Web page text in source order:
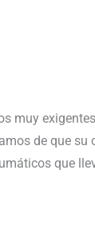
muy
de que su
que